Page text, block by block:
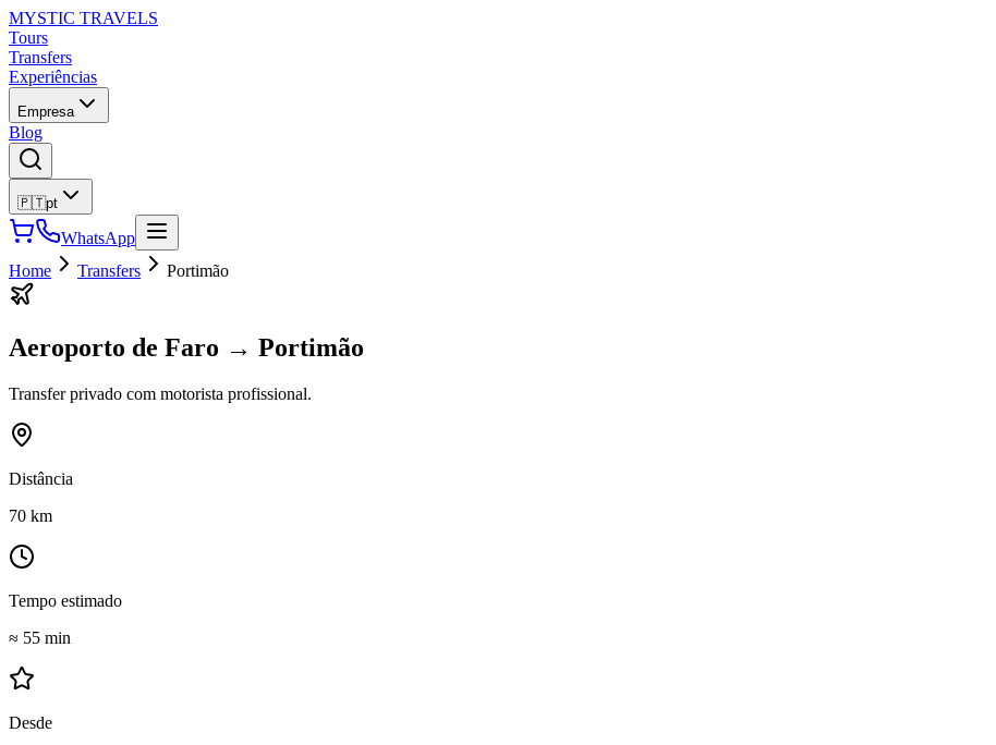
MYSTIC TRAVELS
Tours
Transfers
Experiências
Empresa
Blog
🇵🇹pt
WhatsApp
Home
Transfers Portimão
Aeroporto de Faro → Portimão
Transfer privado com motorista profissional.
Distância
70 km
Tempo estimado
≈ 55 min
Desde